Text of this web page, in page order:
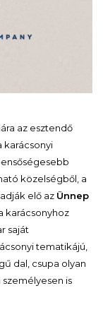
az esztendő
karácsonyi
közelségből, a
elő az Ünnep
karácsonyhoz
saját
tematikájú,
dal, csupa olyan
is